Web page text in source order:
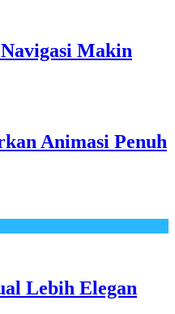
Makin
Animasi Penuh
Lebih Elegan